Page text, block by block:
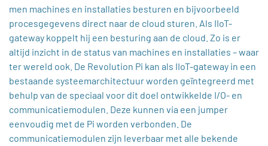
men machines en installaties besturen en bijvoorbeeld
procesgegevens direct naar de cloud sturen. Als IIoT-
gateway koppelt hij een besturing aan de cloud. Zo is er
altijd inzicht in de status van machines en installaties – waar
ter wereld ook. De Revolution Pi kan als IIoT-gateway in een
bestaande systeemarchitectuur worden geïntegreerd met
behulp van de speciaal voor dit doel ontwikkelde I/O- en
communicatiemodulen. Deze kunnen via een jumper
eenvoudig met de Pi worden verbonden. De
communicatiemodulen zijn leverbaar met alle bekende